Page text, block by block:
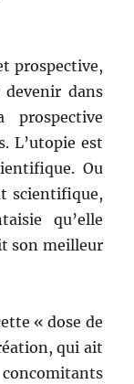
prospective,
devenir dans
prospective
L’utopie est
Ou
scientifique,
qu’elle
son meilleur
« dose de
qui ait